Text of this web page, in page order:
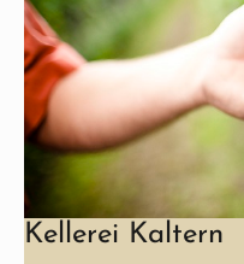
Kellerei Kaltern